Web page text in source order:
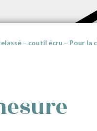
– coutil écru – Pour la